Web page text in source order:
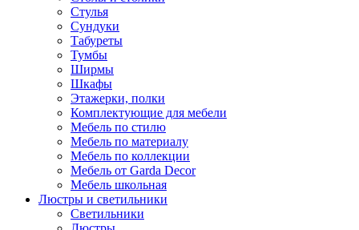
Стулья
Сундуки
Табуреты
Тумбы
Ширмы
Шкафы
Этажерки, полки
Комплектующие для мебели
Мебель по стилю
Мебель по материалу
Мебель по коллекции
Мебель от Garda Decor
Мебель школьная
Люстры и светильники
Светильники